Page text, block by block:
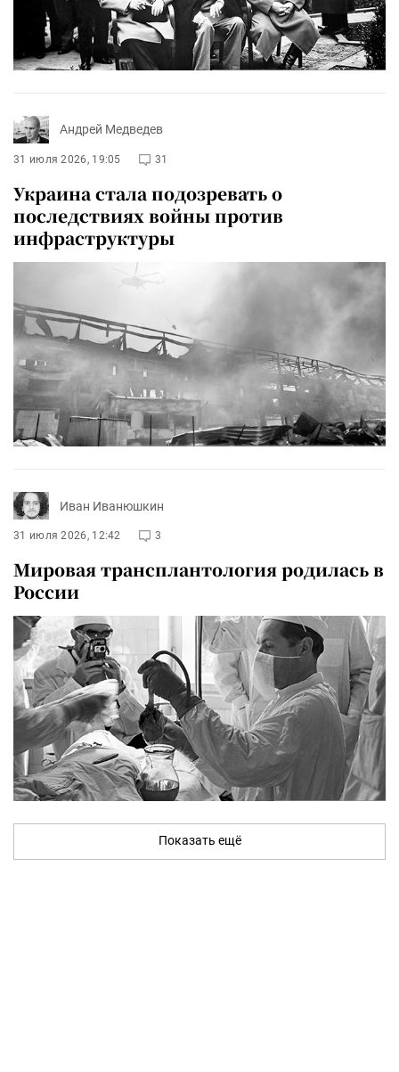
Андрей Медведев
31 июля 2026, 19:05 31
Украина стала подозревать о
последствиях войны против
инфраструктуры
Иван Иванюшкин
31 июля 2026, 12:42 3
Мировая трансплантология родилась в
России
Показать ещё